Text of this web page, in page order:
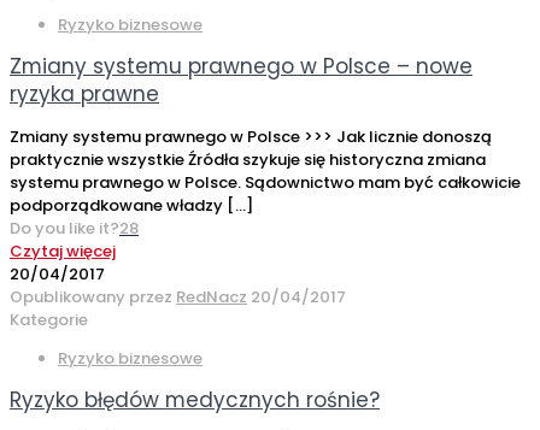
Ryzyko biznesowe
Zmiany systemu prawnego w Polsce – nowe
ryzyka prawne
Zmiany systemu prawnego w Polsce >>> Jak licznie donoszą
praktycznie wszystkie Źródła szykuje się historyczna zmiana
systemu prawnego w Polsce. Sądownictwo mam być całkowicie
podporządkowane władzy […]
Do you like it?28
Czytaj więcej
20/04/2017
Opublikowany przez RedNacz 20/04/2017
Kategorie
Ryzyko biznesowe
Ryzyko błędów medycznych rośnie?